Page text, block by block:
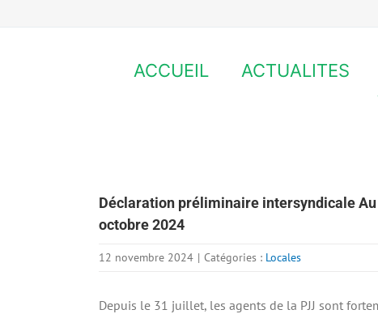
ACCUEIL ACTUALITES
Déclaration préliminaire intersyndicale
octobre 2024
12 novembre 2024 | Catégories : Locales
Depuis le 31 juillet, les agents de la PJJ sont